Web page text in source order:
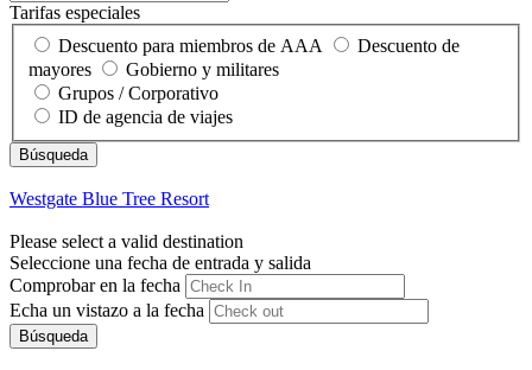
Tarifas especiales
Descuento para miembros de AAA
Descuento de
mayores
Gobierno y militares
Grupos / Corporativo
ID de agencia de viajes
Westgate Blue Tree Resort
Please select a valid destination
Seleccione una fecha de entrada y salida
Comprobar en la fecha
Echa un vistazo a la fecha
Búsqueda